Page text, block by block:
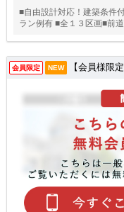
■自由設計対応！建築条件
ラン例有 ■全１３区画■前
会員限定 NEW 【会員様限